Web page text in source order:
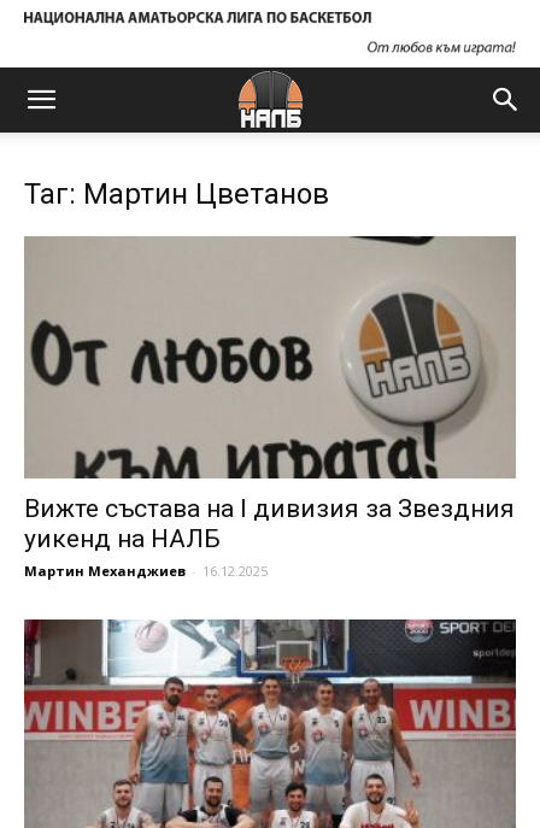
Таг: Мартин Цветанов
Вижте състава на I дивизия за Звездния
уикенд на НАЛБ
Мартин Механджиев - 16.12.2025